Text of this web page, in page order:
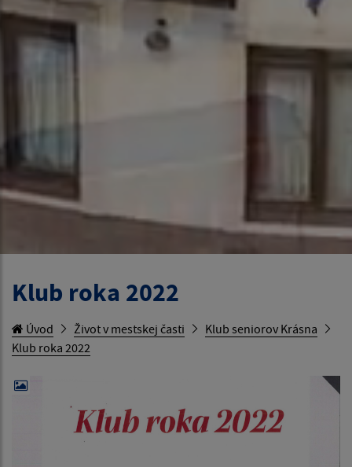
Klub roka 2022
Úvod Život v mestskej časti
Klub seniorov Krásna
Klub roka 2022